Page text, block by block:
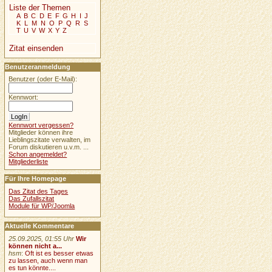
Liste der Themen
A B C D E F G H I J
K L M N O P Q R S
T U V W X Y Z
Zitat einsenden
Benutzeranmeldung
Benutzer (oder E-Mail):
Kennwort:
Kennwort vergessen?
Mitglieder können ihre
Lieblingszitate verwalten, im
Forum diskutieren u.v.m. ...
Schon angemeldet?
Mitgliederliste
Für Ihre Homepage
Das Zitat des Tages
Das Zufallszitat
Module für WP/Joomla
Aktuelle Kommentare
25.09.2025, 01:55 Uhr Wir
können nicht a...
hsm:Oft ist es besser etwas
zu lassen, auch wenn man
es tun könnte....